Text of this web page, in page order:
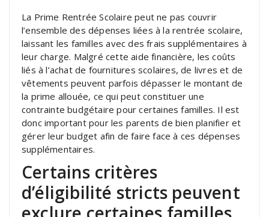
La Prime Rentrée Scolaire peut ne pas couvrir
l’ensemble des dépenses liées à la rentrée scolaire,
laissant les familles avec des frais supplémentaires à
leur charge. Malgré cette aide financière, les coûts
liés à l’achat de fournitures scolaires, de livres et de
vêtements peuvent parfois dépasser le montant de
la prime allouée, ce qui peut constituer une
contrainte budgétaire pour certaines familles. Il est
donc important pour les parents de bien planifier et
gérer leur budget afin de faire face à ces dépenses
supplémentaires.
Certains critères
d’éligibilité stricts peuvent